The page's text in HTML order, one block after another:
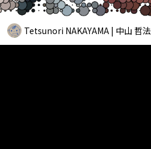
Tetsunori NAKAYAMA | 中山 哲法